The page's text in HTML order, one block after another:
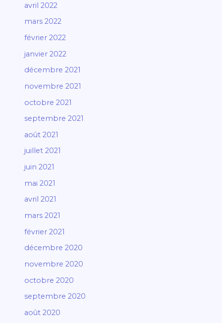
avril 2022
mars 2022
février 2022
janvier 2022
décembre 2021
novembre 2021
octobre 2021
septembre 2021
août 2021
juillet 2021
juin 2021
mai 2021
avril 2021
mars 2021
février 2021
décembre 2020
novembre 2020
octobre 2020
septembre 2020
août 2020